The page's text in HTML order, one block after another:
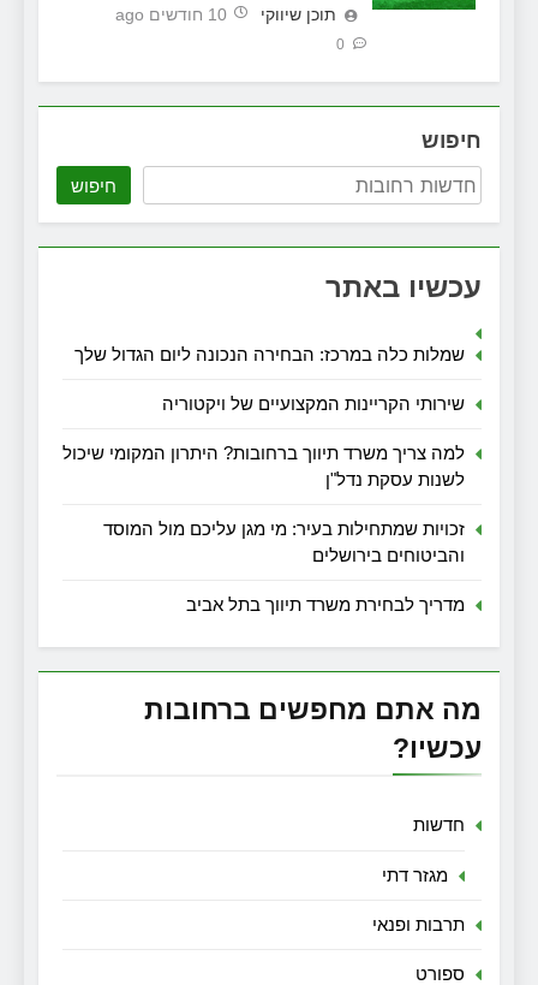
תוכן שיווקי 10 חודשים ago
0
חיפוש
חיפוש
עכשיו באתר
שמלות כלה במרכז: הבחירה הנכונה ליום הגדול שלך
שירותי הקריינות המקצועיים של ויקטוריה
למה צריך משרד תיווך ברחובות? היתרון המקומי שיכול
לשנות עסקת נדל"ן
זכויות שמתחילות בעיר: מי מגן עליכם מול המוסד
והביטוחים בירושלים
מדריך לבחירת משרד תיווך בתל אביב
מה אתם מחפשים ברחובות
עכשיו?
חדשות
מגזר דתי
תרבות ופנאי
ספורט